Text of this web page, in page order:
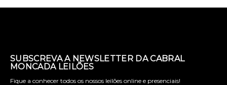
SUBSCREVA A NEWSLETTER DA CABRAL
MONCADA LEILÕES
Fique a conhecer todos os nossos leilões online e presenciais!